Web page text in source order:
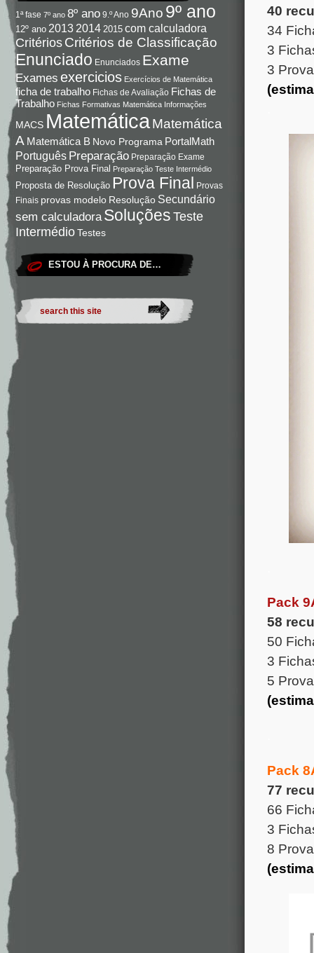
1ª fase 7º ano 8º ano 9.º Ano 9Ano 9º ano
12º ano 2013 2014 2015 com calculadora
Critérios Critérios de Classificação
Enunciado Enunciados Exame
Exames exercicios Exercícios de Matemática
ficha de trabalho Fichas de Avaliação Fichas de
Trabalho Fichas Formativas Matemática Informações
MACS Matemática Matemática
A Matemática B Novo Programa PortalMath
Português Preparação Preparação Exame
Preparação Prova Final Preparação Teste Intermédio
Proposta de Resolução Prova Final Provas
Finais provas modelo Resolução Secundário
sem calculadora Soluções Teste
IntermédioTestes
ESTOU À PROCURA DE…
40
34
3
3
Pack
58
50
3
5
Pack
77
66
3
8